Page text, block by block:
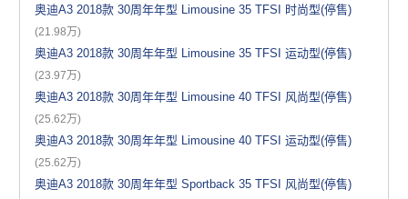
奥迪A3 2018款 30周年年型 Limousine 35 TFSI 时尚型(停售)
(21.98万)
奥迪A3 2018款 30周年年型 Limousine 35 TFSI 运动型(停售)
(23.97万)
奥迪A3 2018款 30周年年型 Limousine 40 TFSI 风尚型(停售)
(25.62万)
奥迪A3 2018款 30周年年型 Limousine 40 TFSI 运动型(停售)
(25.62万)
奥迪A3 2018款 30周年年型 Sportback 35 TFSI 风尚型(停售)